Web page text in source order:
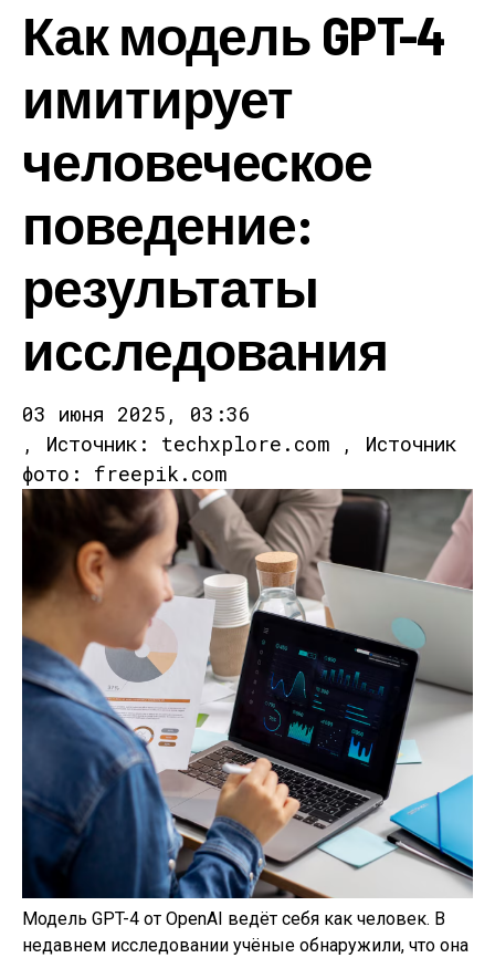
Как модель GPT-4
имитирует
человеческое
поведение:
результаты
исследования
03 июня 2025, 03:36
, Источник: techxplore.com , Источник
фото: freepik.com
Модель GPT-4 от OpenAI ведёт себя как человек. В
недавнем исследовании учёные обнаружили, что она